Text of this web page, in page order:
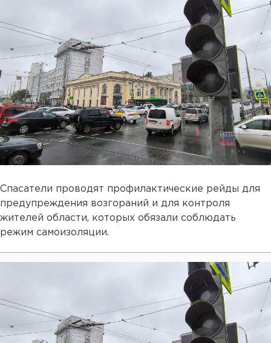
Спасатели проводят профилактические рейды для
предупреждения возгораний и для контроля
жителей области, которых обязали соблюдать
режим самоизоляции.